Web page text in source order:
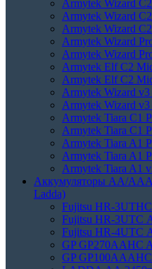
Armytek Wizard
Armytek Wizard
Armytek Wizard
Armytek Wizard
Armytek Wizard
Armytek Elf C2
Armytek Elf C2
Armytek Wizard
Armytek Wizard
Armytek Tiara C1
Armytek Tiara C1
Armytek Tiara A1
Armytek Tiara A1
Armytek Tiara A1
Аккумуляторы АА/ААА
Ladda)
Fujitsu HR-
Fujitsu HR-3UTC
Fujitsu HR-4UTC
GP GP270AAHC
GP